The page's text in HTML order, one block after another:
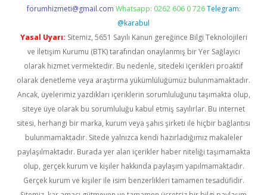
forumhizmeti@gmail.com Whatsapp: 0262 606 0 726 Telegram:
@karabul
Yasal Uyarı: Sitemiz, 5651 Sayılı Kanun gereğince Bilgi Teknolojileri
ve İletişim Kurumu (BTK) tarafından onaylanmış bir Yer Sağlayıcı
olarak hizmet vermektedir. Bu nedenle, sitedeki içerikleri proaktif
olarak denetleme veya araştırma yükümlülüğümüz bulunmamaktadır.
Ancak, üyelerimiz yazdıkları içeriklerin sorumluluğunu taşımakta olup,
siteye üye olarak bu sorumluluğu kabul etmiş sayılırlar. Bu internet
sitesi, herhangi bir marka, kurum veya şahıs şirketi ile hiçbir bağlantısı
bulunmamaktadır. Sitede yalnızca kendi hazırladığımız makaleler
paylaşılmaktadır. Burada yer alan içerikler haber niteliği taşımamakta
olup, gerçek kurum ve kişiler hakkında paylaşım yapılmamaktadır.
Gerçek kurum ve kişiler ile isim benzerlikleri tamamen tesadüfidir.